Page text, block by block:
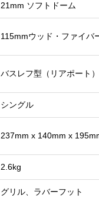
21mm ソフトドーム
115mmウッド・ファイバ
バスレフ型（リアポート）
シングル
237mm x 140mm x
2.6kg
グリル、ラバーフット